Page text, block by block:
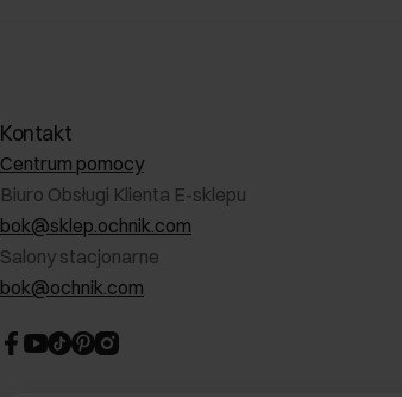
Kontakt
Centrum pomocy
Biuro Obsługi Klienta E-sklepu
bok@sklep.ochnik.com
Salony stacjonarne
bok@ochnik.com